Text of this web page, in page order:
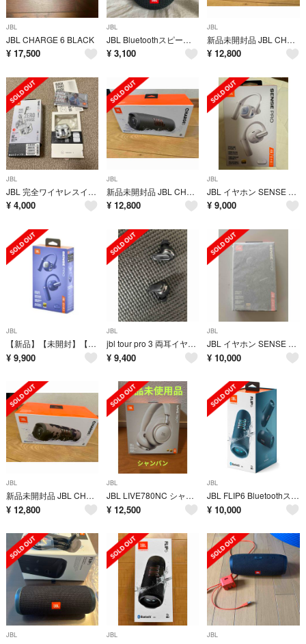
JBL
JBL CHARGE 6 BLACK
¥ 17,500
JBL
JBL Bluetoothスピーカー CLIP3 ブラック
¥ 3,100
JBL
新品未開封品 JBL CHARGE5 Bluetoothスピーカー 2ウェイ・スピーカー構成/USB C充電/IP67防塵防水
¥ 12,800
JBL
JBL 完全ワイヤレスイヤホン TUNE FLEX GHOST EDITION WHITE
¥ 4,000
JBL
新品未開封品 JBL CHARGE5 Bluetoothスピーカー 2ウェイ・スピーカー構成/USB C充電/IP67防塵防水
¥ 12,800
JBL
JBL イヤホン SENSE PRO GREIGE
¥ 9,000
JBL
【新品】【未開封】【未使用】JBL SENSE PRO ブルー
¥ 9,900
JBL
jbl tour pro 3 両耳イヤホンのみ
¥ 9,400
JBL
JBL イヤホン SENSE PRO BLACK 新品未開封
¥ 10,000
JBL
新品未開封品 JBL CHARGE5 Bluetoothスピーカー 2ウェイ・スピーカー構成/USB C充電/IP67防塵防水
¥ 12,800
JBL
JBL LIVE780NC シャンパン 新品未使用
¥ 12,500
JBL
JBL FLIP6 Bluetoothスピーカー USB C充電/IP67防塵防水/ポータブル ブルー JBLFLIP6BLU
¥ 10,000
JBL JBL JBL